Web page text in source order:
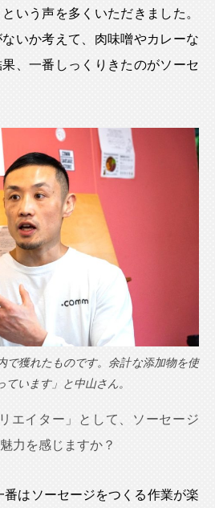
いう声を多くいただきました。
いか考えて、肉味噌やカレーな
、一番しっくりきたのがソーセ
で獲れたものです。余計な添加物を使
います」と中山さん。
エイター」として、ソーセージ
力を感じますか？
番はソーセージをつくる作業が楽